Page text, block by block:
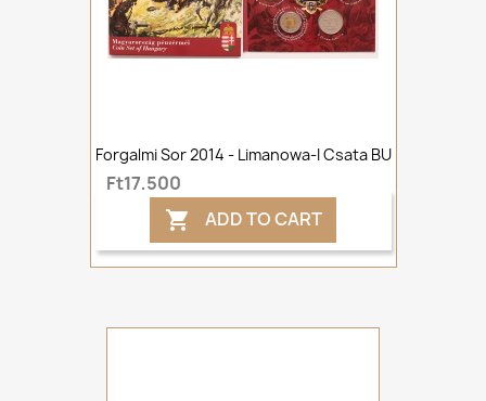
Forgalmi Sor 2014 - Limanowa-I Csata BU
Ft17,500
 ADD TO CART